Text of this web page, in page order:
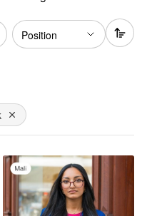
Dies entfernen